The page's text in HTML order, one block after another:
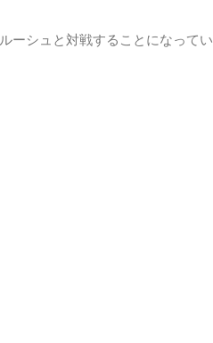
ーシュと対戦することになってい